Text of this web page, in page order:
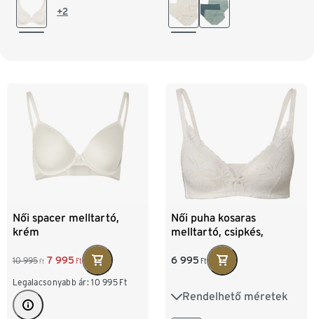
80D 85B
+2 M 40/42
Női spacer melltartó,
krém
10 995 Ft 7 995 Ft
Legalacsonyabb ár: 10 995 Ft
Női puha kosaras
melltartó, csipkés,
krémszínű
6 995 Ft
Rendelhető méretek
75A 75B 75C